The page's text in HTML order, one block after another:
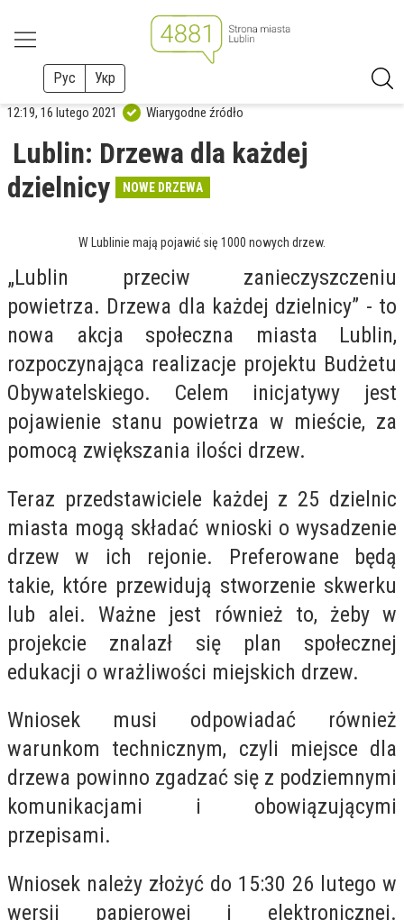
Рус Укр
12:19, 16 lutego 2021 Wiarygodne źródło
Lublin: Drzewa dla każdej
dzielnicy
NOWE DRZEWA
W Lublinie mają pojawić się 1000 nowych drzew.
„Lublin przeciw zanieczyszczeniu
powietrza. Drzewa dla każdej dzielnicy” - to
nowa akcja społeczna miasta Lublin,
rozpoczynająca realizacje projektu Budżetu
Obywatelskiego. Celem inicjatywy jest
pojawienie stanu powietrza w mieście, za
pomocą zwiększania ilości drzew.
Teraz przedstawiciele każdej z 25 dzielnic
miasta mogą składać wnioski o wysadzenie
drzew w ich rejonie. Preferowane będą
takie, które przewidują stworzenie skwerku
lub alei. Ważne jest również to, żeby w
projekcie znalazł się plan społecznej
edukacji o wrażliwości miejskich drzew.
Wniosek musi odpowiadać również
warunkom technicznym, czyli miejsce dla
drzewa powinno zgadzać się z podziemnymi
komunikacjami i obowiązującymi
przepisami.
Wniosek należy złożyć do 15:30 26 lutego w
wersji papierowej i elektronicznej.